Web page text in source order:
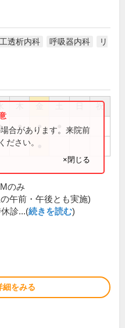
透析内科 呼吸器内科
リ
祝
● ●
合があります。来院前
ださい。
×閉じる
のみ
午前・午後とも実施)
診...(続きを読む)
細をみる